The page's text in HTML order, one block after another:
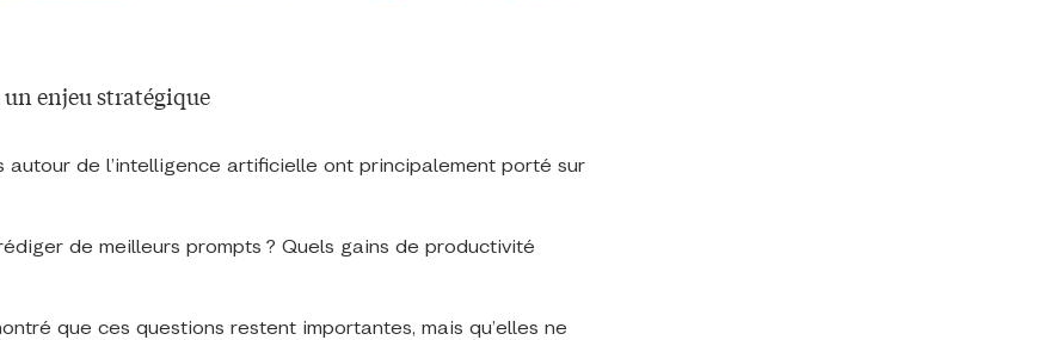
un enjeu stratégique
autour de l’intelligence artificielle ont principalement porté sur
de meilleurs prompts ? Quels gains de productivité
que ces questions restent importantes, mais qu’elles ne